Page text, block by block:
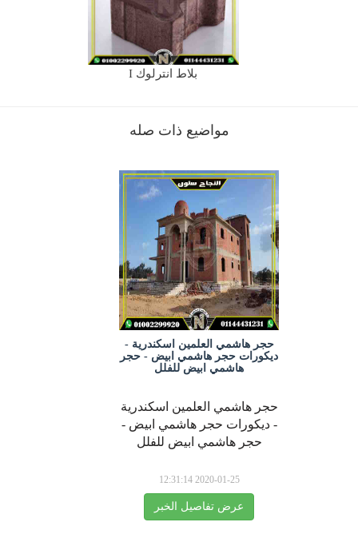
بلاط انترلوك I
مواضيع ذات صله
حجر هاشمي العلمين اسكندرية -
ديكورات حجر هاشمي ابيض - حجر
هاشمي ابيض للفلل
حجر هاشمي العلمين اسكندرية
- ديكورات حجر هاشمي ابيض -
حجر هاشمي ابيض للفلل
2020-01-25 12:31:14
عرض تفاصيل الخبر